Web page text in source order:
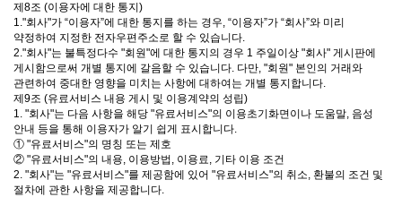
제8조 (이용자에 대한 통지)
1."회사"가 “이용자”에 대한 통지를 하는 경우, “이용자”가 “회사”와 미리
약정하여 지정한 전자우편주소로 할 수 있습니다.
2."회사"는 불특정다수 "회원"에 대한 통지의 경우 1 주일이상 "회사" 게시판에
게시함으로써 개별 통지에 갈음할 수 있습니다. 다만, "회원" 본인의 거래와
관련하여 중대한 영향을 미치는 사항에 대하여는 개별 통지합니다.
제9조 (유료서비스 내용 게시 및 이용계약의 성립)
1. "회사"는 다음 사항을 해당 "유료서비스"의 이용초기화면이나 도움말, 음성
안내 등을 통해 이용자가 알기 쉽게 표시합니다.
① "유료서비스"의 명칭 또는 제호
② "유료서비스"의 내용, 이용방법, 이용료, 기타 이용 조건
2. "회사"는 "유료서비스"를 제공함에 있어 "유료서비스"의 취소, 환불의 조건 및
절차에 관한 사항을 제공합니다.